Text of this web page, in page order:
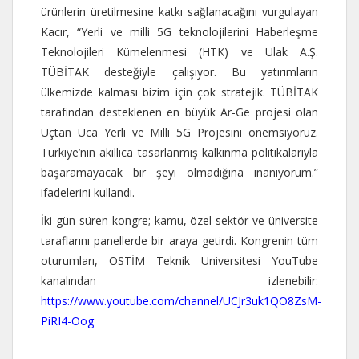
ürünlerin üretilmesine katkı sağlanacağını vurgulayan
Kacır, “Yerli ve milli 5G teknolojilerini Haberleşme
Teknolojileri Kümelenmesi (HTK) ve Ulak A.Ş.
TÜBİTAK desteğiyle çalışıyor. Bu yatırımların
ülkemizde kalması bizim için çok stratejik. TÜBİTAK
tarafından desteklenen en büyük Ar-Ge projesi olan
Uçtan Uca Yerli ve Milli 5G Projesini önemsiyoruz.
Türkiye’nin akıllıca tasarlanmış kalkınma politikalarıyla
başaramayacak bir şeyi olmadığına inanıyorum.”
ifadelerini kullandı.
İki gün süren kongre; kamu, özel sektör ve üniversite
taraflarını panellerde bir araya getirdi. Kongrenin tüm
oturumları, OSTİM Teknik Üniversitesi YouTube
kanalından izlenebilir:
https://www.youtube.com/channel/UCJr3uk1QO8ZsM-
PiRI4-Oog